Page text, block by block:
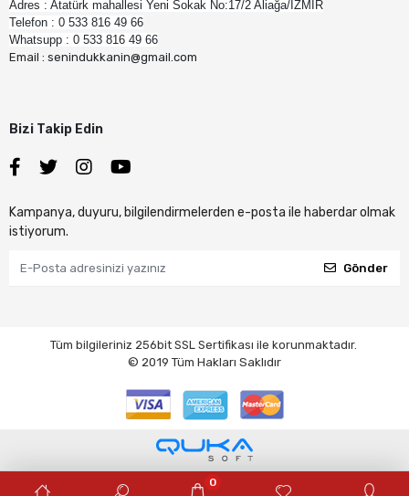
Adres : Atatürk mahallesi Yeni Sokak No:17/2 Aliağa/İZMİR
Telefon : 0 533 816 49 66
Whatsupp : 0 533 816 49 66
Email : senindukkanin@gmail.com
Bizi Takip Edin
Kampanya, duyuru, bilgilendirmelerden e-posta ile haberdar olmak
istiyorum.
Gönder
Tüm bilgileriniz 256bit SSL Sertifikası ile korunmaktadır.
© 2019 Tüm Hakları Saklıdır
0